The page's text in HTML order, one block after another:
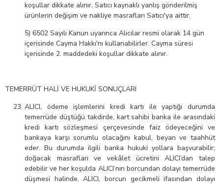
koşullar dikkate alınır. Satıcı kaynaklı yanlış gönderilmiş
ürünlerin değişim ve nakliye masrafları Satıcı'ya aittir.
5) 6502 Sayılı Kanun uyarınca Alıcılar resmi olarak 14 gün
içerisinde Cayma Hakkı'nı kullanabilirler. Cayma süresi
içerisinde 2. maddedeki koşullar dikkate alınır.
TEMERRÜT HALİ VE HUKUKİ SONUÇLARI
ALICI, ödeme işlemlerini kredi kartı ile yaptığı durumda
temerrüde düştüğü takdirde, kart sahibi banka ile arasındaki
kredi kartı sözleşmesi çerçevesinde faiz ödeyeceğini ve
bankaya karşı sorumlu olacağını kabul, beyan ve taahhüt
eder. Bu durumda ilgili banka hukuki yollara başvurabilir;
doğacak masrafları ve vekâlet ücretini ALICI’dan talep
edebilir ve her koşulda ALICI’nın borcundan dolayı temerrüde
düşmesi halinde, ALICI, borcun gecikmeli ifasından dolayı